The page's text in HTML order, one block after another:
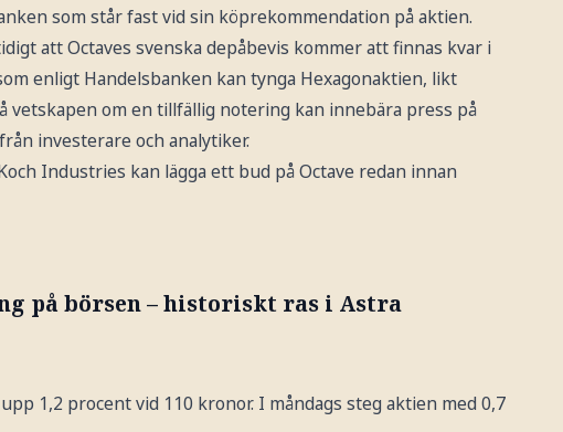
som står fast vid sin köprekommendation på aktien.
att Octaves svenska depåbevis kommer att finnas kvar i
enligt Handelsbanken kan tynga Hexagonaktien, likt
om en tillfällig notering kan innebära press på
investerare och analytiker.
Industries kan lägga ett bud på Octave redan innan
på börsen – historiskt ras i Astra
1,2 procent vid 110 kronor. I måndags steg aktien med 0,7